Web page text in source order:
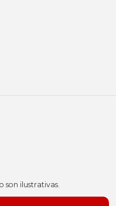
son ilustrativas.